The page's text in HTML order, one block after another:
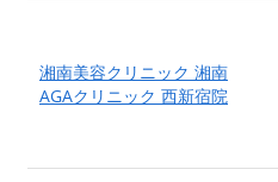
湘南美容クリニック 湘南
AGAクリニック 西新宿院